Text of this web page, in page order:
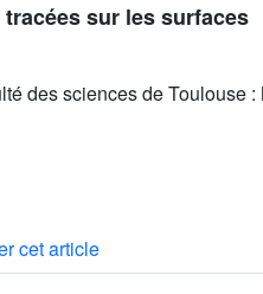
sur les surfaces
des sciences de Toulouse
cet article